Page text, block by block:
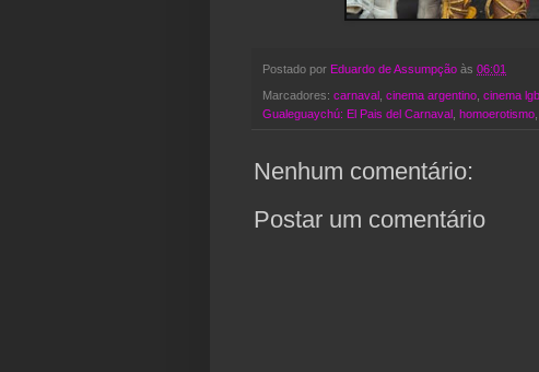
Postado por Eduardo de Assumpção às 06:01
Marcadores: carnaval cinema argentino cinema
Gualeguaychú: El Pais del Carnaval
homoerotismo
Nenhum comentário:
Postar um comentário